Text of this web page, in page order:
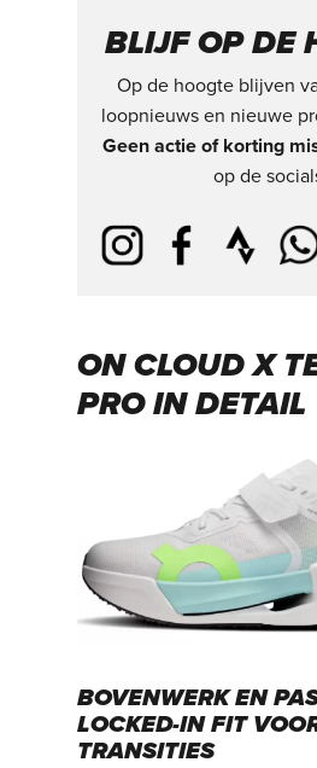
BLIJF OP DE
Op de hoogte blijven
loopnieuws en nieuwe
Geen actie of korting
op de
ON CLOUD X
PRO IN DETAIL
BOVENWERK EN
LOCKED-IN FIT
TRANSITIES